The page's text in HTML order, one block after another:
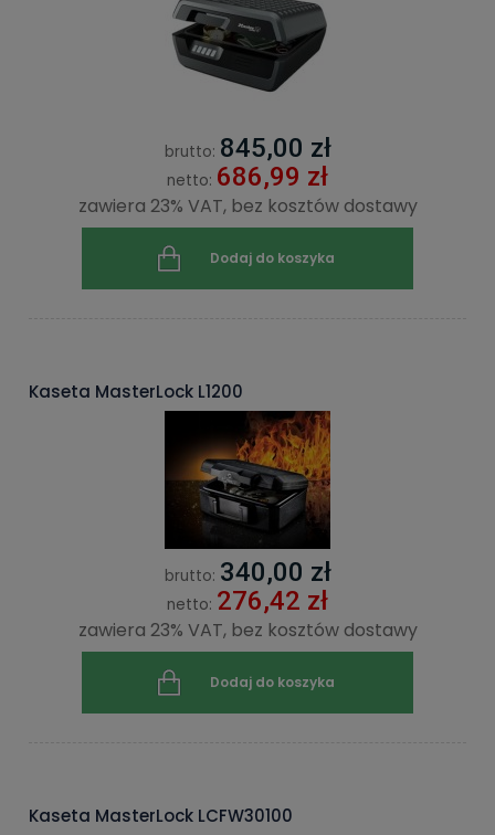
brutto: 845,00 zł
netto: 686,99 zł
zawiera 23% VAT, bez kosztów dostawy
Dodaj do koszyka
Kaseta MasterLock L1200
brutto: 340,00 zł
netto: 276,42 zł
zawiera 23% VAT, bez kosztów dostawy
Dodaj do koszyka
Kaseta MasterLock LCFW30100